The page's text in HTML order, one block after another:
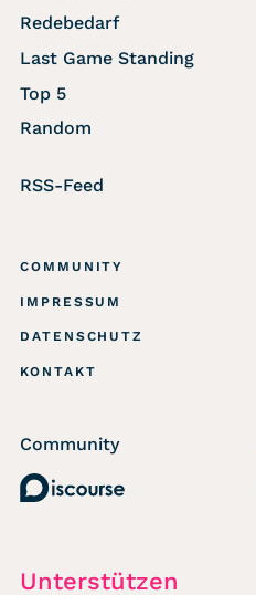
Redebedarf
Last Game Standing
Top 5
Random
RSS-Feed
COMMUNITY
IMPRESSUM
DATENSCHUTZ
KONTAKT
Community
Discourse
Unterstützen